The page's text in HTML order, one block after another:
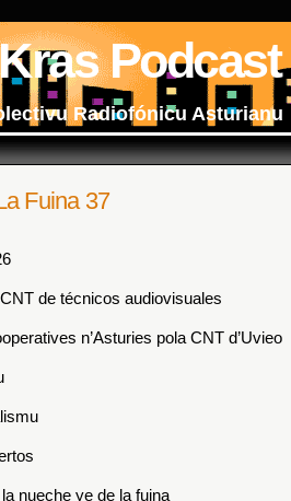
Podcast
Radiofónicu Asturianu
Fuina 37
de técnicos audiovisuales
n’Asturies pola CNT d’Uvieo
nueche ye de la fuina